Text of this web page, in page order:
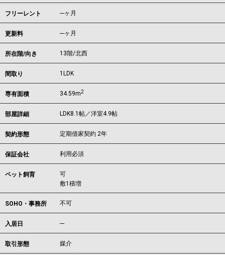
フリーレント ---ヶ月
更新料 ---ヶ月
所在階/向き 13階/北西
間取り 1LDK
専有面積 34.59m2
部屋詳細 LDK8.1帖／洋室4.9帖
契約形態 定期借家契約 2年
保証会社 利用必須
ペット飼育
可
敷1積増
SOHO・事務所 不可
入居日 ---
取引形態 媒介